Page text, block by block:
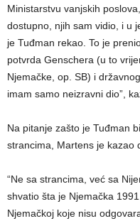
Ministarstvu vanjskih
dostupno, njih sam vidio, i u
je Tuđman rekao. To je
potvrda Genschera (u to
Njemačke, op. SB) i
imam samo neizravni dio”,
Na pitanje zašto je Tuđman
strancima, Martens je kazao
“Ne sa strancima, već sa
shvatio šta je Njemačka
Njemačkoj koje nisu